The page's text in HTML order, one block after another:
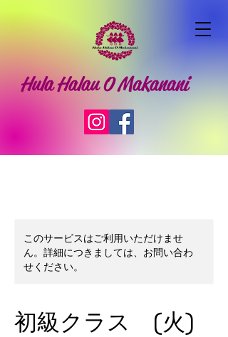
Hula Halau O Makanani
このサービスはご利用いただけませ
ん。詳細につきましては、お問い合わ
せください。
初級クラス (火)